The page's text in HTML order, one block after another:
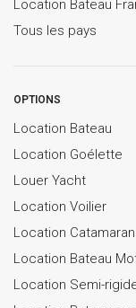
Location Bateau
Tous les pays
OPTIONS
Location Bateau
Location Goélette
Louer Yacht
Location Voilier
Location Catamaran
Location Bateau
Location Semi-